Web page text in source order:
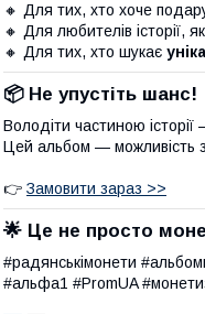
🔸 Для тих, хто хоче
🔸 Для любителів історії,
🔸 Для тих, хто шукає
📦 Не упустіть шанс!
Володіти частиною
Цей альбом — можливість
👉 Замовити зараз >>
🌟 Це не просто
#радянськімонети
#альфа1 #PromUA